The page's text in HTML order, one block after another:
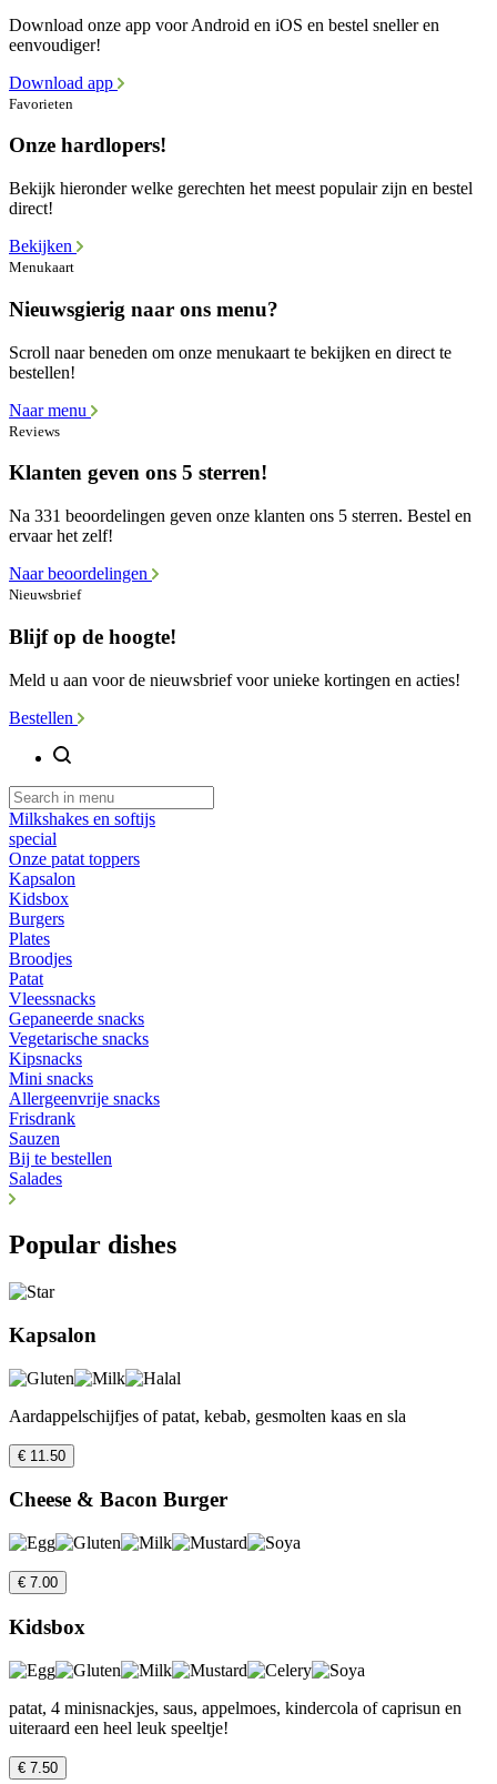
Download onze app voor Android en iOS en bestel sneller en
eenvoudiger!
Download app
Favorieten
Onze hardlopers!
Bekijk hieronder welke gerechten het meest populair zijn en bestel
direct!
Bekijken
Menukaart
Nieuwsgierig naar ons menu?
Scroll naar beneden om onze menukaart te bekijken en direct te
bestellen!
Naar menu
Reviews
Klanten geven ons 5 sterren!
Na 331 beoordelingen geven onze klanten ons 5 sterren. Bestel en
ervaar het zelf!
Naar beoordelingen
Nieuwsbrief
Blijf op de hoogte!
Meld u aan voor de nieuwsbrief voor unieke kortingen en acties!
Bestellen
Milkshakes en softijs
special
Onze patat toppers
Kapsalon
Kidsbox
Burgers
Plates
Broodjes
Patat
Vleessnacks
Gepaneerde snacks
Vegetarische snacks
Kipsnacks
Mini snacks
Allergeenvrije snacks
Frisdrank
Sauzen
Bij te bestellen
Salades
Popular dishes
Kapsalon
Aardappelschijfjes of patat, kebab, gesmolten kaas en sla
€ 11.50
Cheese & Bacon Burger
€ 7.00
Kidsbox
patat, 4 minisnackjes, saus, appelmoes, kindercola of caprisun en
uiteraard een heel leuk speeltje!
€ 7.50